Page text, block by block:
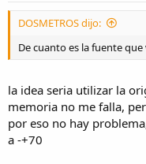
DOSMETROS dijo:
De cuanto es la fuente que
la idea seria utilizar la
memoria no me falla,
por eso no hay
a -+70